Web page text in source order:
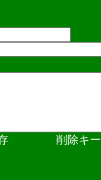
保存 削除キ